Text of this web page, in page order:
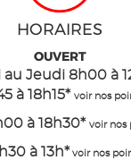
HORAIRES
OUVERT
au Jeudi 8h00 à
à 18h15* voir nos
à 18h30* voir nos
à 13h* voir nos